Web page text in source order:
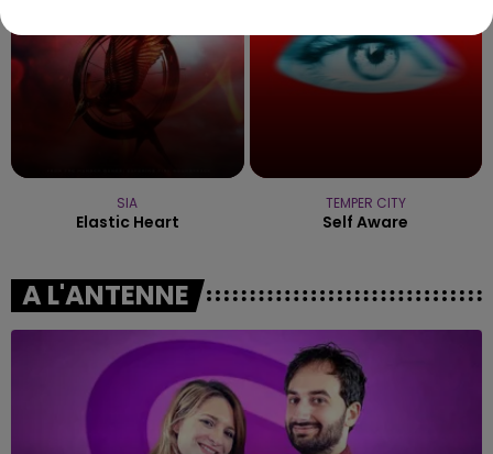
SIA
Elastic Heart
TEMPER CITY
Self Aware
A L'ANTENNE